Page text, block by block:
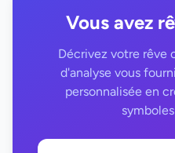
Vous avez
Décrivez votre rêve
d'analyse vous
personnalisée en